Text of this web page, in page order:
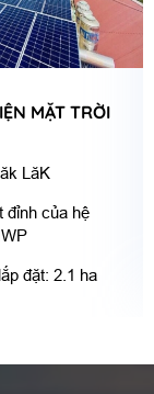
MẶT TRỜI
LăK
đỉnh của hệ
đặt: 2.1 ha